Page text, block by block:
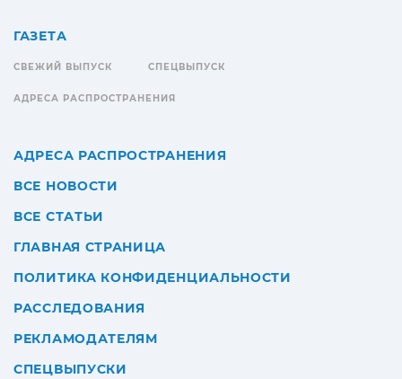
ГАЗЕТА
СВЕЖИЙ ВЫПУСК СПЕЦВЫПУСК
АДРЕСА РАСПРОСТРАНЕНИЯ
АДРЕСА РАСПРОСТРАНЕНИЯ
ВСЕ НОВОСТИ
ВСЕ СТАТЬИ
ГЛАВНАЯ СТРАНИЦА
ПОЛИТИКА КОНФИДЕНЦИАЛЬНОСТИ
РАССЛЕДОВАНИЯ
РЕКЛАМОДАТЕЛЯМ
СПЕЦВЫПУСКИ